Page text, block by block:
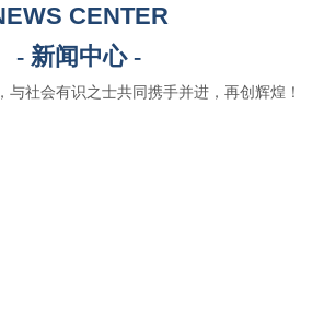
CENTER
- 新闻中心 -
与社会有识之士共同携手并进，再创辉煌！